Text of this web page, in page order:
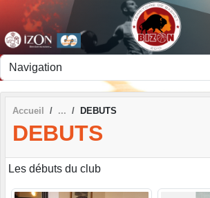
Accueil DEBUTS
DEBUTS
Les débuts du club
Panneau de gestion des cookies